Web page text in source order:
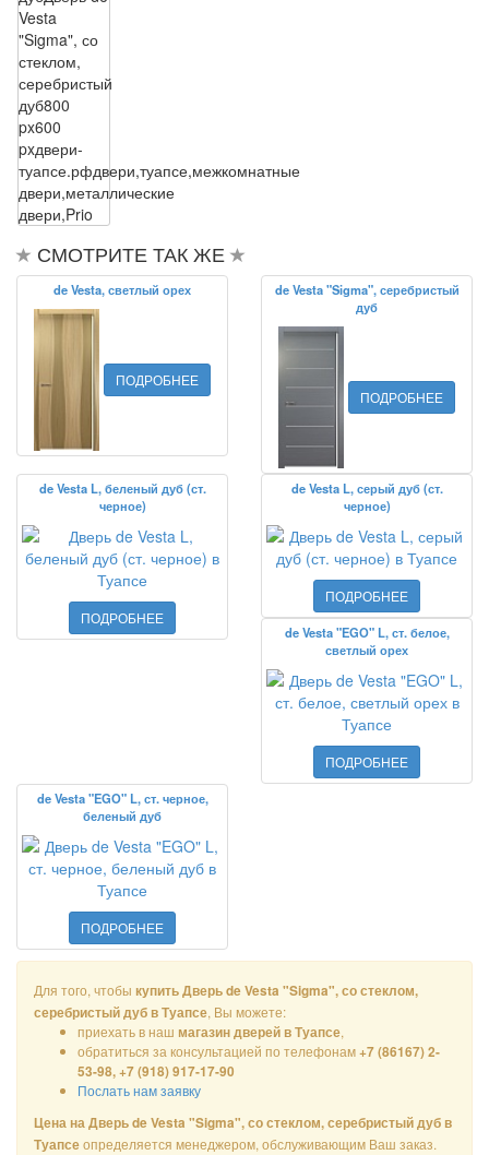
Vesta
"Sigma", со
стеклом,
серебристый
дуб800
px600
pxдвери-
туапсе.рфдвери,туапсе,межкомнатные
двери,металлические
двери,Prio
СМОТРИТЕ ТАК ЖЕ
de Vesta, светлый орех
ПОДРОБНЕЕ
de Vesta "Sigma", серебристый
дуб
ПОДРОБНЕЕ
de Vesta L, беленый дуб (ст.
черное)
ПОДРОБНЕЕ
de Vesta L, серый дуб (ст.
черное)
ПОДРОБНЕЕ
de Vesta "EGO" L, ст. белое,
светлый орех
ПОДРОБНЕЕ
de Vesta "EGO" L, ст. черное,
беленый дуб
ПОДРОБНЕЕ
Для того, чтобы купить Дверь de Vesta "Sigma", со стеклом,
серебристый дуб в Туапсе, Вы можете:
приехать в наш магазин дверей в Туапсе,
обратиться за консультацией по телефонам+7 (86167) 2-
53-98, +7 (918) 917-17-90
Послать нам заявку
Цена на Дверь de Vesta "Sigma", со стеклом, серебристый дуб в
Туапсеопределяется менеджером, обслуживающим Ваш заказ.